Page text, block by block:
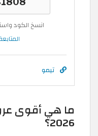
انسخ الكود
تيمو
ما هي أقوى
2026؟